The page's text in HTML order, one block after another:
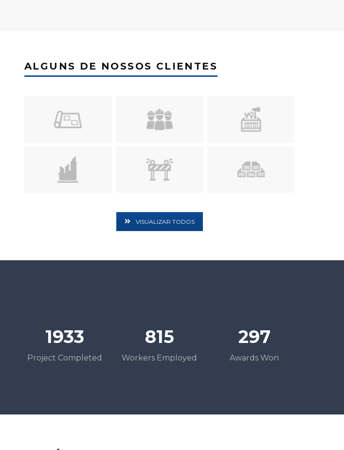
ALGUNS DE NOSSOS CLIENTES
VISUALIZAR TODOS
2368
Project Completed
999
Workers Employed
366
Awards Won